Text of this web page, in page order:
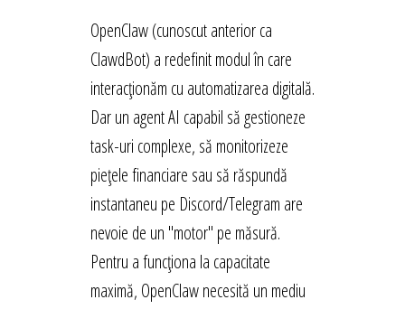
OpenClaw (cunoscut anterior ca
ClawdBot) a redefinit modul în care
interacționăm cu automatizarea digitală.
Dar un agent AI capabil să gestioneze
task-uri complexe, să monitorizeze
piețele financiare sau să răspundă
instantaneu pe Discord/Telegram are
nevoie de un "motor" pe măsură.
Pentru a funcționa la capacitate
maximă, OpenClaw necesită un mediu